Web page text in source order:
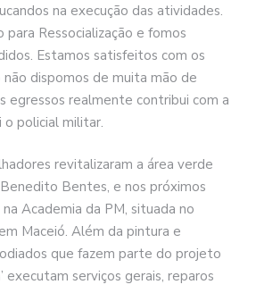
na execução das atividades.
para Ressocialização e fomos
Estamos satisfeitos com os
não dispomos de muita mão de
egressos realmente contribui com a
o policial militar.
revitalizaram a área verde
Bentes, e nos próximos
Academia da PM, situada no
Maceió. Além da pintura e
que fazem parte do projeto
executam serviços gerais, reparos